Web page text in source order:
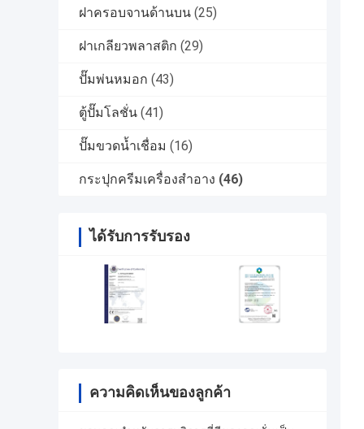
ฝาครอบจานด้านบน (25)
ฝาเกลียวพลาสติก (29)
ปั๊มพ่นหมอก (43)
ตู้ปั๊มโลชั่น (41)
ปั๊มขวดน้ำเชื่อม (16)
กระปุกครีมเครื่องสำอาง (46)
ได้รับการรับรอง
ความคิดเห็นของลูกค้า